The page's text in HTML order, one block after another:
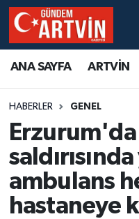
ANA SAYFA ARTVİN
HABERLER GENEL
ambulans
hastaneye